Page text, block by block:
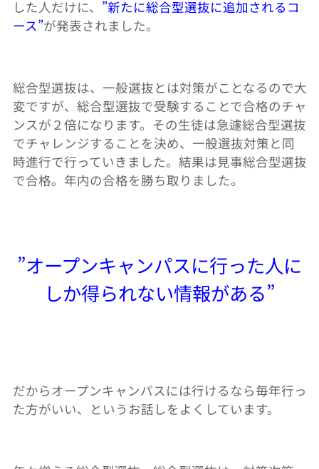
した人だけに、 ”新たに総合型選抜に追加されるコ
ース”が発表されました。
総合型選抜は、一般選抜とは対策がことなるので大
変ですが、総合型選抜で受験することで合格のチャ
ンスが２倍になります。その生徒は急遽総合型選抜
でチャレンジすることを決め、一般選抜対策と同
時進行で行っていきました。結果は見事総合型選抜
で合格。年内の合格を勝ち取りました。
”オープンキャンパスに行った人に
しか得られない情報がある”
だからオープンキャンパスには行けるなら毎年行っ
た方がいい、というお話しをよくしています。